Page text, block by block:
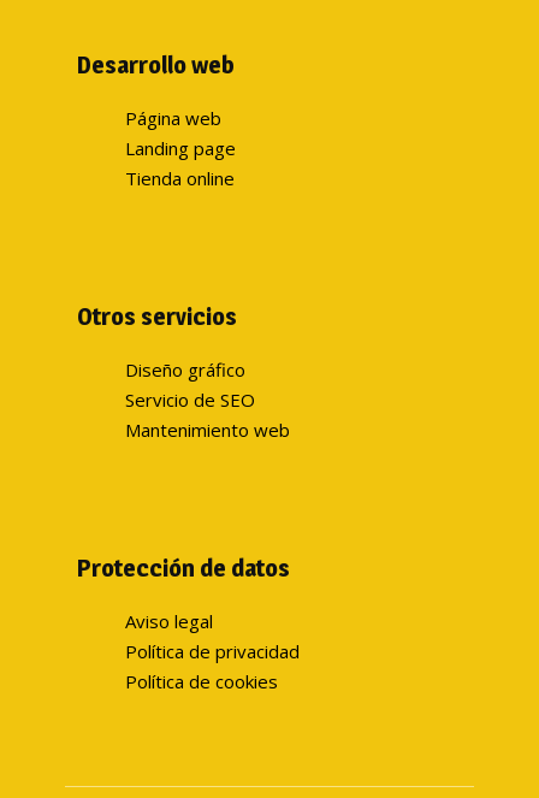
Desarrollo web
Página web
Landing page
Tienda online
Otros servicios
Diseño gráfico
Servicio de SEO
Mantenimiento web
Protección de datos
Aviso legal
Política de privacidad
Política de cookies